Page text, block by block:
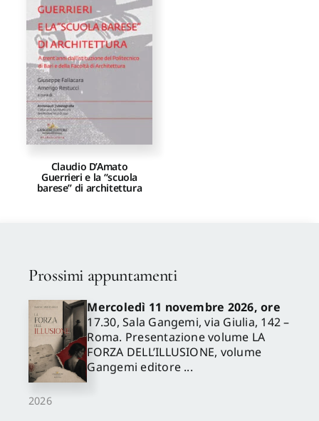
Proposte di pubblicazione
Gangemi Editore
Newsletter
Claudio D’Amato
Guerrieri e la “scuola
barese” di architettura
Prossimi appuntamenti
2026
Mercoledì 11 novembre 2026, ore
17.30, Sala Gangemi, via Giulia, 142 –
Roma. Presentazione volume LA
FORZA DELL’ILLUSIONE, volume
Gangemi editore ...